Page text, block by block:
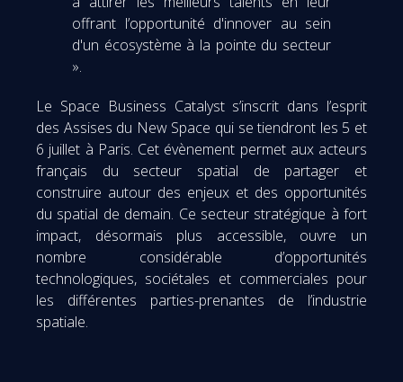
offrant l’opportunité d'innover au sein
d'un écosystème à la pointe du secteur
».
Le Space Business Catalyst s’inscrit dans l’esprit
des Assises du New Space qui se tiendront les 5 et
6 juillet à Paris. Cet évènement permet aux acteurs
français du secteur spatial de partager et
construire autour des enjeux et des opportunités
du spatial de demain. Ce secteur stratégique à fort
impact, désormais plus accessible, ouvre un
nombre considérable d’opportunités
technologiques, sociétales et commerciales pour
les différentes parties-prenantes de l’industrie
spatiale.